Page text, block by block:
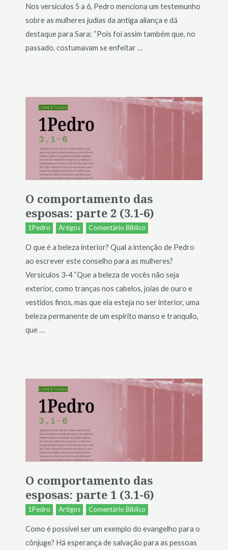
Nos versículos 5 a 6, Pedro menciona um testemunho
sobre as mulheres judias da antiga aliança e dá
destaque para Sara: “Pois foi assim também que, no
passado, costumavam se enfeitar …
O comportamento das
esposas: parte 2 (3.1-6)
1Pedro Artigos Comentário Bíblico
O que é a beleza interior? Qual a intenção de Pedro
ao escrever este conselho para as mulheres?
Versículos 3-4 “Que a beleza de vocês não seja
exterior, como tranças nos cabelos, joias de ouro e
vestidos finos, mas que ela esteja no ser interior, uma
beleza permanente de um espírito manso e tranquilo,
que …
O comportamento das
esposas: parte 1 (3.1-6)
1Pedro Artigos Comentário Bíblico
Como é possível ser um exemplo do evangelho para o
cônjuge? Há esperança de salvação para as pessoas